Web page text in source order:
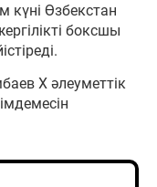
күні Өзбекстан
боксшы
X әлеуметтік